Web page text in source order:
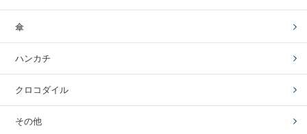
傘
ハンカチ
クロコダイル
その他